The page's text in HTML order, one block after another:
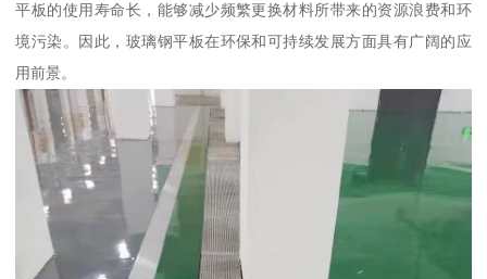
平板的使用寿命长，能够减少频繁更换材料所带来的资源浪费和环
境污染。因此，玻璃钢平板在环保和可持续发展方面具有广阔的应
用前景。